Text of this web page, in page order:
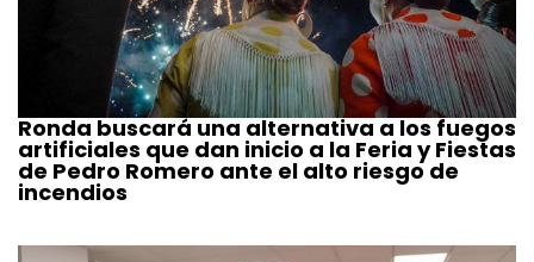
Ronda buscará una alternativa a los fuegos
artificiales que dan inicio a la Feria y Fiestas
de Pedro Romero ante el alto riesgo de
incendios